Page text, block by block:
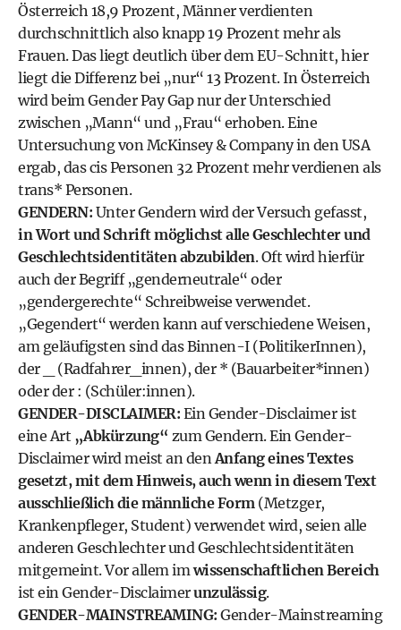
Österreich 18,9 Prozent, Männer verdienten
durchschnittlich also knapp 19 Prozent mehr als
Frauen. Das liegt deutlich über dem EU-Schnitt, hier
liegt die Differenz bei „nur“ 13 Prozent. In Österreich
wird beim Gender Pay Gap nur der Unterschied
zwischen „Mann“ und „Frau“ erhoben. Eine
Untersuchung von McKinsey & Company in den USA
ergab, das cis Personen 32 Prozent mehr verdienen als
trans* Personen.
GENDERN: UnterGendern wird der Versuch gefasst,
in Wort und Schrift möglichst alle Geschlechter und
Geschlechtsidentitäten abzubilden. Oft wird hierfür
auch der Begriff „genderneutrale“ oder
„gendergerechte“ Schreibweise verwendet.
„Gegendert“ werden kann auf verschiedene Weisen,
am geläufigsten sind das Binnen-I (PolitikerInnen),
der _ (Radfahrer_innen), der * (Bauarbeiter*innen)
oder der : (Schüler:innen).
GENDER-DISCLAIMER: Ein Gender-Disclaimer ist
eine Art „Abkürzung“ zum Gendern. Ein Gender-
Disclaimer wird meist an den Anfang eines Textes
gesetzt, mit dem Hinweis, auch wenn in diesem Text
ausschließlich die männliche Form (Metzger,
Krankenpfleger, Student) verwendet wird, seien alle
anderen Geschlechter und Geschlechtsidentitäten
mitgemeint. Vor allem imwissenschaftlichen Bereich
ist ein Gender-Disclaimerunzulässig.
GENDER-MAINSTREAMING: Gender-Mainstreaming